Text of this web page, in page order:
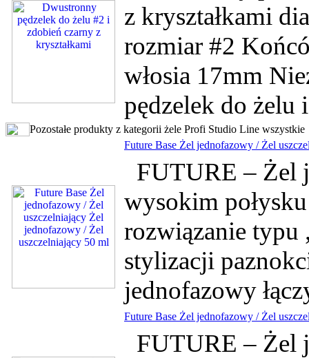
z kryształkami
rozmiar #2
włosia 17mm
pędzelek do
Pozostałe produkty z kategorii żele Profi Studio Line wszystkie
Future Base Żel jednofazowy / Żel
FUTURE – Żel
wysokim
rozwiązanie typu
stylizacji
jednofazowy
Future Base Żel jednofazowy / Żel
FUTURE – Żel